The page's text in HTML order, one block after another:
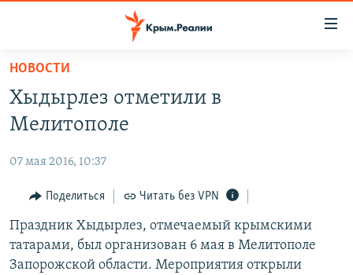
Вернуться
основному
содержанию
навигации
Вернутся
поиску
СПЕЦПРОЕКТЫ
КАРТА ВОЕННЫХ ОБЪЕКТОВ КРЫМА
11 ЛЕТ ОККУПАЦИИ КРЫМА. 11 ИСТОРИЙ СОПРОТИВЛЕНИЯ
ИСТОРИЯ
ЕЩЕ
ИНТЕРАКТИВ
ИНФОГРАФИКА
РАДІО СВОБОДА
КАК ОБОЙТИ БЛОКИРОВКУ
НОВОСТИ
Хыдырлез отметили в
Мелитополе
07 мая 2016, 10:37
Поделиться Читать без VPN
Праздник Хыдырлез, отмечаемый крымскими
татарами, был организован 6 мая в Мелитополе
Запорожской области. Мероприятия открыли